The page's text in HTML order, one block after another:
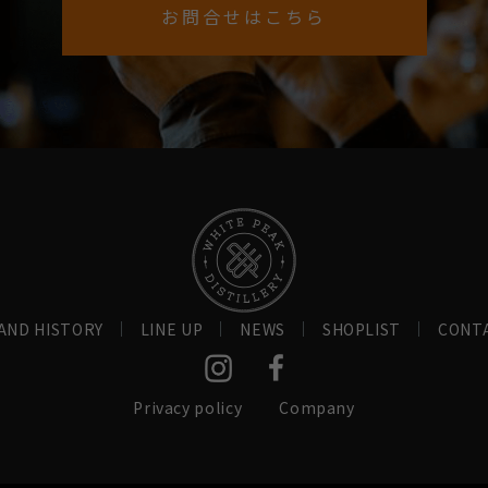
お問合せはこちら
HISTORY LINE UP NEWS SHOPLIST
Privacy policy Company